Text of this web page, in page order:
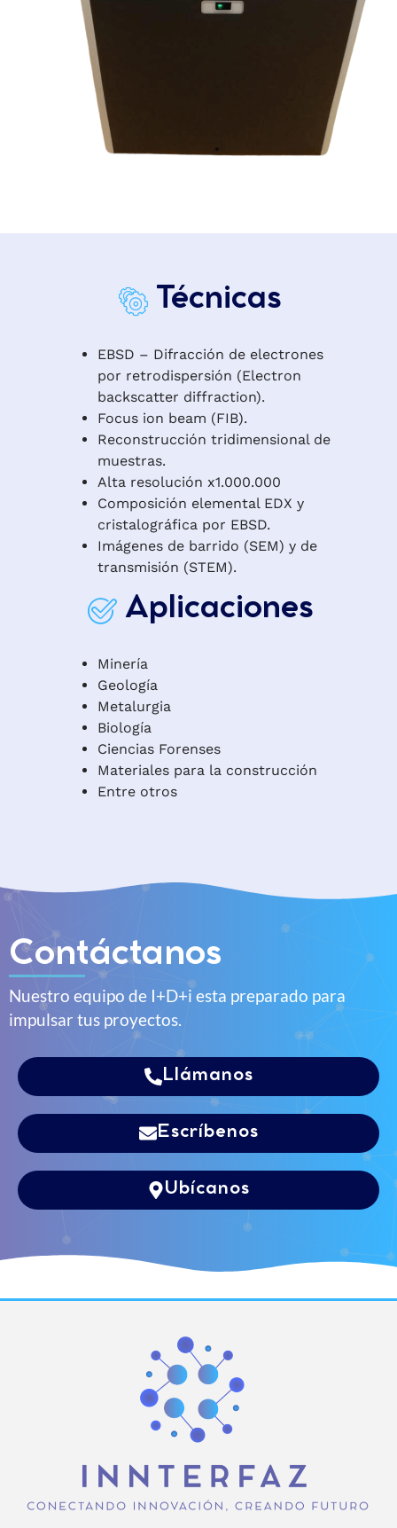
Técnicas
EBSD – Difracción de electrones
por retrodispersión (Electron
backscatter diffraction).
Focus ion beam (FIB).
Reconstrucción tridimensional de
muestras.
Alta resolución x1.000.000
Composición elemental EDX y
cristalográfica por EBSD.
Imágenes de barrido (SEM) y de
transmisión (STEM).
Aplicaciones
Minería
Geología
Metalurgia
Biología
Ciencias Forenses
Materiales para la construcción
Entre otros
Contáctanos
Nuestro equipo de I+D+i esta preparado para
impulsar tus proyectos.
Llámanos
Escríbenos
Ubícanos